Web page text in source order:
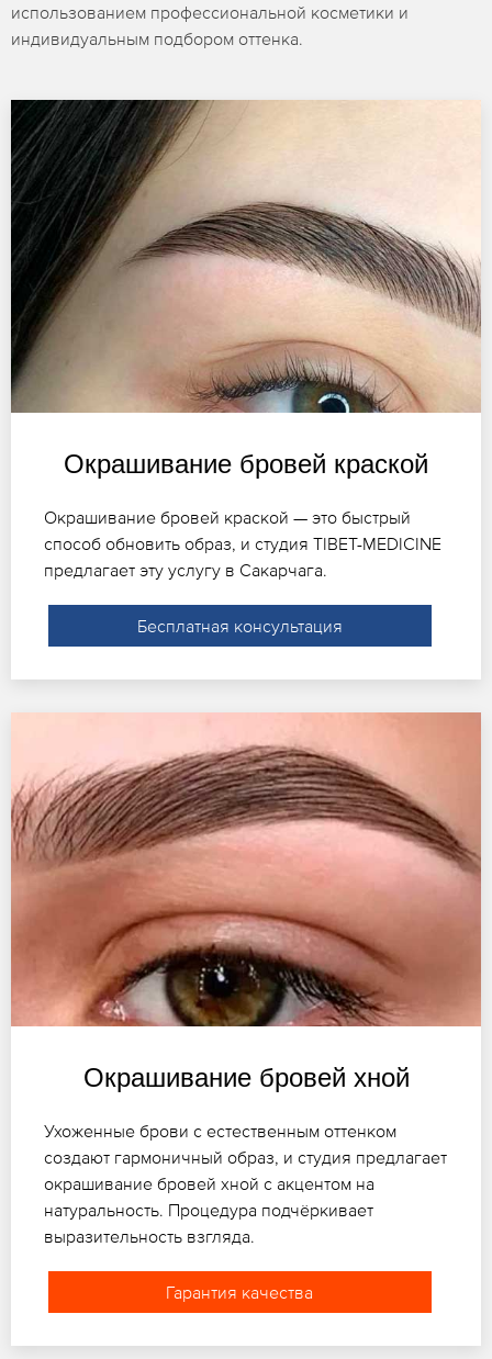
использованием профессиональной косметики и
индивидуальным подбором оттенка.
Окрашивание бровей краской
Окрашивание бровей краской — это быстрый
способ обновить образ, и студия TIBET-MEDICINE
предлагает эту услугу в Сакарчага.
Бесплатная консультация
Окрашивание бровей хной
Ухоженные брови с естественным оттенком
создают гармоничный образ, и студия предлагает
окрашивание бровей хной с акцентом на
натуральность. Процедура подчёркивает
выразительность взгляда.
Гарантия качества